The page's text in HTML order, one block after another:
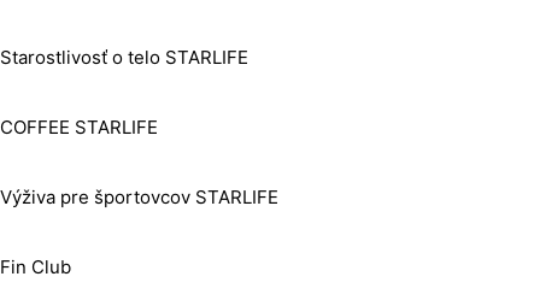
Starostlivosť o telo STARLIFE
COFFEE STARLIFE
Výživa pre športovcov STARLIFE
Fin Club